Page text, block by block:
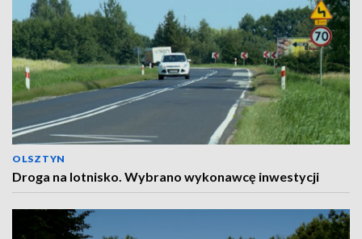
OLSZTYN
Droga na lotnisko. Wybrano wykonawcę inwestycji